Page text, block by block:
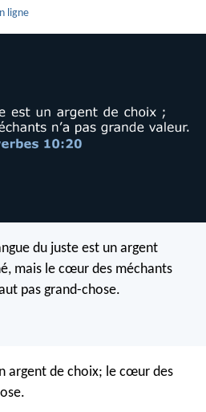
ligne
du juste est un argent
mais le cœur des méchants
pas grand-chose.
argent de choix; le cœur des